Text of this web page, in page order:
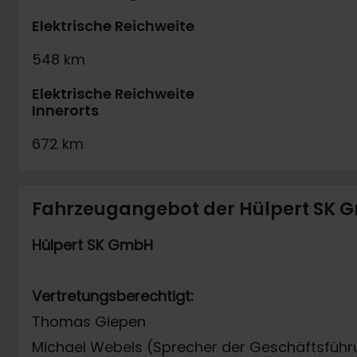
Elektrische Reichweite
548 km
Elektrische Reichweite
Innerorts
672 km
Fahrzeugangebot der Hülpert SK
Hülpert SK GmbH
Vertretungsberechtigt:
Thomas Giepen
Michael Webels (Sprecher der